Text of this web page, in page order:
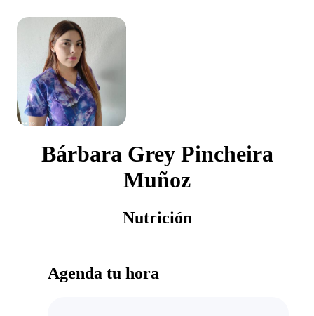
Bárbara Grey Pincheira
Muñoz
Nutrición
Agenda tu hora